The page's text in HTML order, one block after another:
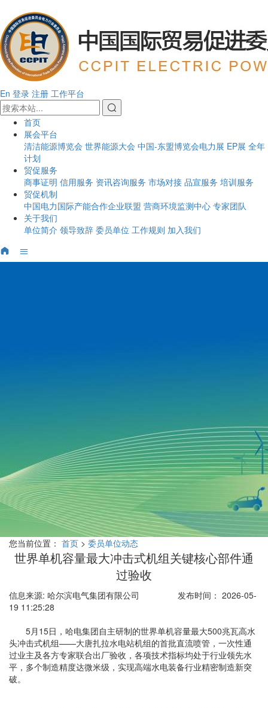
En 登录 注册 工作平台
首页
展会平台
清洁能源博览会 世界能源大会 中国-东盟博览会电力展 EP展 全年
计划
贸促服务
商事证明 信用服务 资讯咨询服务 市场对接 品宣服务 培训服务
贸促机制
中国电力国际产能合作企业联盟 营商环境监测中心 专家团队
关于我们
单位简介 领导致辞 委员单位 工作规则 加入我们
您当前位置： 首页 > 委员单位动态
世界单机容量最大冲击式机组关键核心部件通
过验收
信息来源: 哈尔滨电气集团有限公司
发布时间： 2026-05-
19 11:25:28
5月15日，哈电集团自主研制的世界单机容量最大500兆瓦高水
头冲击式机组——大唐扎拉水电站机组的首批直流喷管，一次性通
过业主及各方专家联合出厂验收，各项技术指标均处于行业领先水
平，多个制造精度达微米级，实现高端水电装备行业精密制造新突
破。